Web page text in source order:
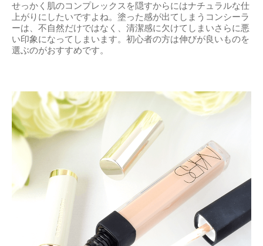
せっかく肌のコンプレックスを隠すからにはナチュラルな仕
上がりにしたいですよね。塗った感が出てしまうコンシーラ
ーは、不自然だけではなく、清潔感に欠けてしまいさらに悪
い印象になってしまいます。初心者の方は伸びが良いものを
選ぶのがおすすめです。